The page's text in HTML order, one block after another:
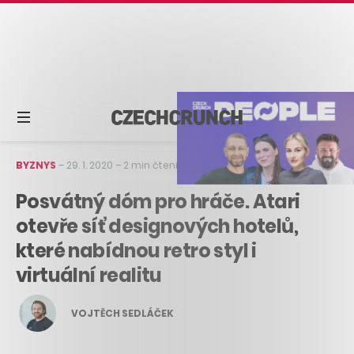
BYZNYS – 29. 1. 2020 – 2 min čtení
Posvátný dóm pro hráče. Atari
otevře síť designových hotelů,
které nabídnou retro styl i
virtuální realitu
VOJTĚCH SEDLÁČEK